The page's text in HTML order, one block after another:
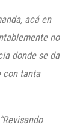
acá en
no
donde se da
con tanta
“Revisando